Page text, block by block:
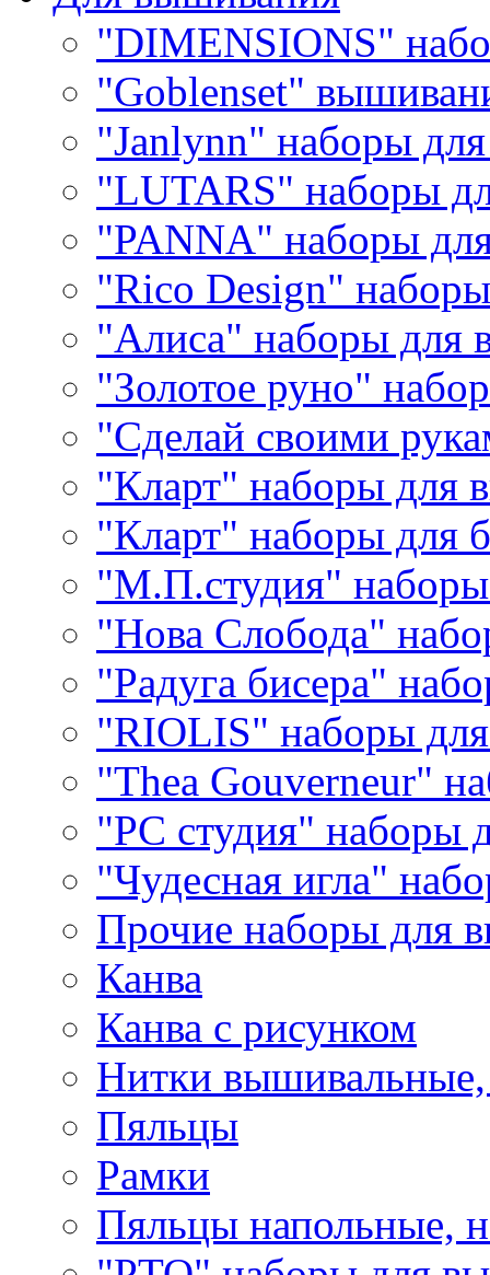
"DIMENSIONS"
"Goblenset"
"Janlynn" наборы
"LUTARS" наборы
"PANNA" наборы
"Rico Design"
"Алиса" наборы для
"Золотое руно"
"Сделай своими
"Кларт" наборы для
"Кларт" наборы для
"М.П.студия"
"Нова Слобода"
"Радуга бисера"
"RIOLIS" наборы
"Thea Gouverneur"
"РС студия" наборы
"Чудесная игла"
Прочие наборы для
Канва
Канва с рисунком
Нитки
Пяльцы
Рамки
Пяльцы напольные,